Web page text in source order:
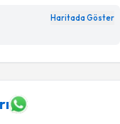
Haritada Göster